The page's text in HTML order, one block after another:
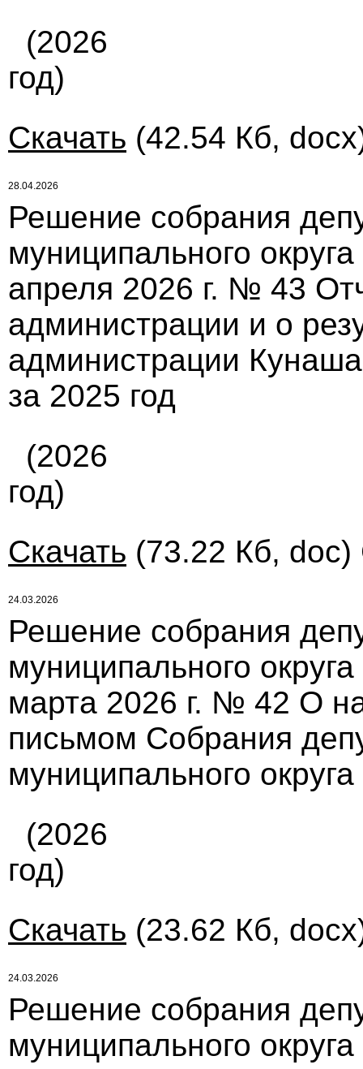
(2026
год)
Скачать (42.54 Кб,
28.04.2026
Решение собрания
муниципального
апреля 2026 г. № 43
администрации и о
администрации
за 2025 год
(2026
год)
Скачать (73.22 Кб, doc)
24.03.2026
Решение собрания
муниципального
марта 2026 г. № 42 О
письмом Собрания
муниципального
(2026
год)
Скачать (23.62 Кб,
24.03.2026
Решение собрания
муниципального